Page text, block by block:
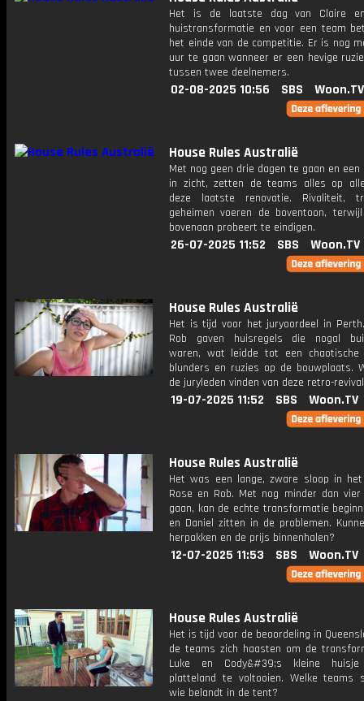
Het is de laatste dag van Claire
huistransformatie en voor een team
het einde van de competitie. Er is nog
uur te gaan wanneer er een hevige
tussen twee deelnemers.
02-08-2025 10:56 SBS Woon.TV
House Rules Australië
Met nog geen drie dagen te gaan en
in zicht, zetten de teams alles op
deze laatste renovatie. Rivaliteit,
geheimen voeren de boventoon,
bovenaan probeert te eindigen.
26-07-2025 11:52 SBS Woon.TV
House Rules Australië
Het is tijd voor het juryoordeel in
Rob gaven huisregels die nogal
waren, wat leidde tot een chaotische
blunders en ruzies op de bouwplaats.
de juryleden vinden van deze retro-
19-07-2025 11:52 SBS Woon.TV
House Rules Australië
Het was een lange, zware sloop in
Rose en Rob. Met nog minder dan
gaan, kan de echte transformatie
en Daniel zitten in de problemen.
herpakken en de prijs binnenhalen?
12-07-2025 11:53 SBS Woon.TV
House Rules Australië
Het is tijd voor de beoordeling in
de teams zich haasten om de
Luke en Cody&#39;s kleine
platteland te voltooien. Welke teams
wie belandt in de tent?